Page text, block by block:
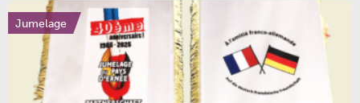
Jumelage